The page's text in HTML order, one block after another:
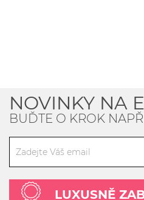
NOVINKY NA
BUĎTE O KROK
LUXUSNĚ